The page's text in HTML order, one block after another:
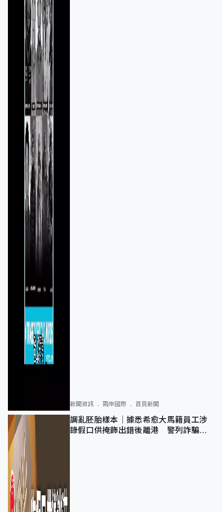
新聞資訊 兩岸國際 首頁新聞
調亂胚胎樣本｜據悉希愈大馬籍員工涉
錄假口供掩飾出錯後離港 警列詐騙